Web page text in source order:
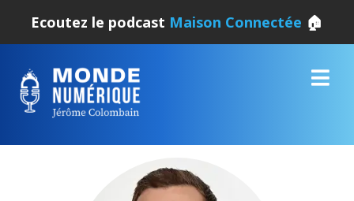
Ecoutez le podcast Maison Connectée 🏠